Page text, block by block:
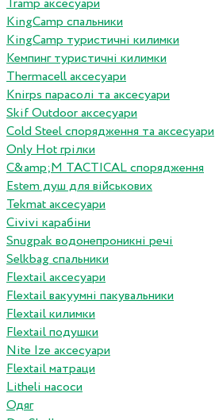
Tramp аксесуари
KingCamp спальники
KingCamp туристичні килимки
Кемпинг туристичні килимки
Thermacell аксесуари
Knirps парасолі та аксесуари
Skif Outdoor аксесуари
Cold Steel спорядження та аксесуари
Only Hot грілки
C&amp;M TACTICAL спорядження
Estem душ для військових
Tekmat аксесуари
Сivivi карабіни
Snugpak водонепроникні речі
Selkbag спальники
Flextail аксесуари
Flextail вакуумні пакувальники
Flextail килимки
Flextail подушки
Nite Ize аксесуари
Flextail матраци
Litheli насоси
Одяг